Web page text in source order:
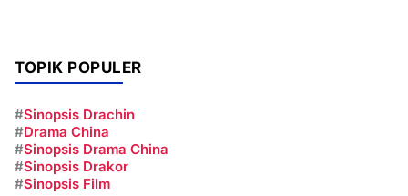
TOPIK POPULER
#Sinopsis Drachin
#Drama China
#Sinopsis Drama China
#Sinopsis Drakor
#Sinopsis Film